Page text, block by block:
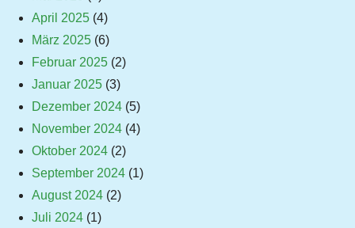
April 2025 (4)
März 2025 (6)
Februar 2025 (2)
Januar 2025 (3)
Dezember 2024 (5)
November 2024 (4)
Oktober 2024 (2)
September 2024 (1)
August 2024 (2)
Juli 2024 (1)